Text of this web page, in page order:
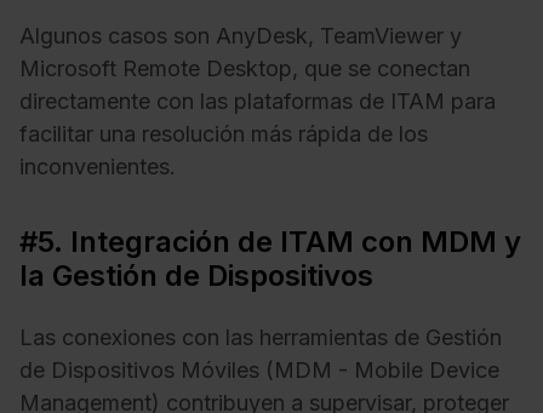
Algunos casos son AnyDesk, TeamViewer y
Microsoft Remote Desktop, que se conectan
directamente con las plataformas de ITAM para
facilitar una resolución más rápida de los
inconvenientes.
#5. Integración de ITAM con MDM y
la Gestión de Dispositivos
Las conexiones con las herramientas de Gestión
de Dispositivos Móviles (MDM - Mobile Device
Management) contribuyen a supervisar, proteger